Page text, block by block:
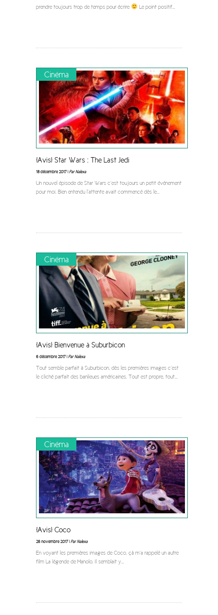
prendre toujours trop de temps pour écrire
Le point positif...
Cinéma
[Avis] Star Wars : The Last Jedi
18 décembre 2017 |Par Nalexa
Un nouvel épisode de Star Wars c’est toujours un petit événement
pour moi. Bien entendu l’attente avait commencé dès le...
Cinéma
[Avis] Bienvenue à Suburbicon
6 décembre 2017 |Par Nalexa
Tout semble parfait à Suburbicon, dès les premières images c’est
le cliché parfait des banlieues américaines. Tout est propre, tout...
Cinéma
[Avis] Coco
26 novembre 2017 |Par Nalexa
En voyant les premières images de Coco, çà m’a rappelé un autre
film La légende de Manolo. Il semblait y...